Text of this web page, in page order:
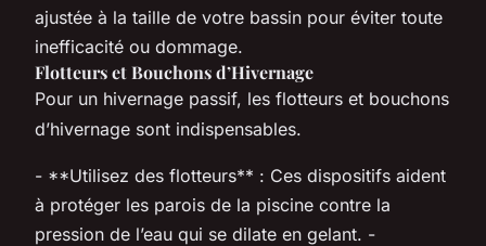
ajustée à la taille de votre bassin pour éviter toute
inefficacité ou dommage.
Flotteurs et Bouchons d’Hivernage
Pour un hivernage passif, les flotteurs et bouchons
d’hivernage sont indispensables.
- **Utilisez des flotteurs** : Ces dispositifs aident
à protéger les parois de la piscine contre la
pression de l’eau qui se dilate en gelant. -